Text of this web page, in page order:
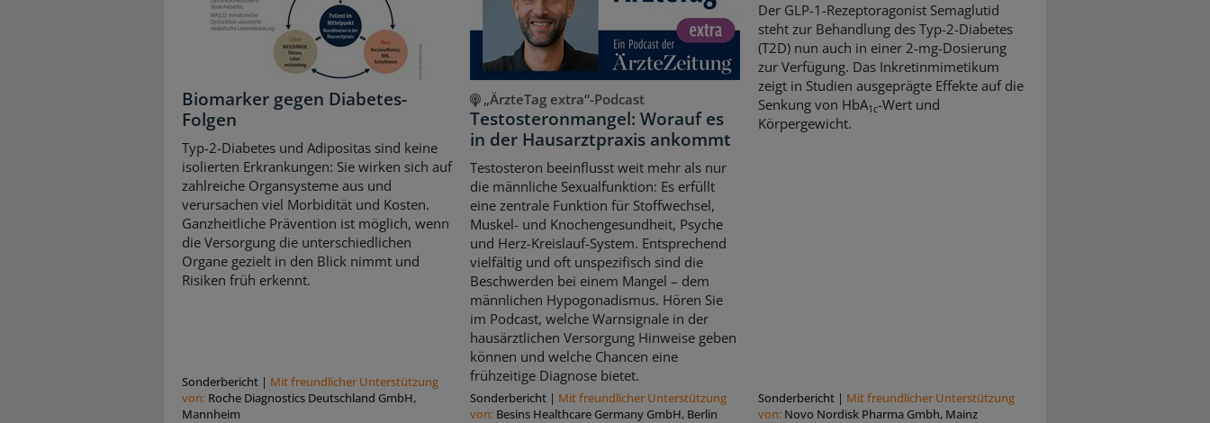
Biomarker gegen Diabetes-
Folgen
Typ-2-Diabetes und Adipositas sind keine
isolierten Erkrankungen: Sie wirken sich auf
zahlreiche Organsysteme aus und
verursachen viel Morbidität und Kosten.
Ganzheitliche Prävention ist möglich, wenn
die Versorgung die unterschiedlichen
Organe gezielt in den Blick nimmt und
Risiken früh erkennt.
Sonderbericht | Mit freundlicher Unterstützung
von: Roche Diagnostics Deutschland GmbH,
Mannheim
„ÄrzteTag extra“-Podcast
Testosteronmangel: Worauf es
in der Hausarztpraxis ankommt
Testosteron beeinflusst weit mehr als nur
die männliche Sexualfunktion: Es erfüllt
eine zentrale Funktion für Stoffwechsel,
Muskel- und Knochengesundheit, Psyche
und Herz-Kreislauf-System. Entsprechend
vielfältig und oft unspezifisch sind die
Beschwerden bei einem Mangel – dem
männlichen Hypogonadismus. Hören Sie
im Podcast, welche Warnsignale in der
hausärztlichen Versorgung Hinweise geben
können und welche Chancen eine
frühzeitige Diagnose bietet.
Sonderbericht| Mit freundlicher Unterstützung
von: Besins Healthcare Germany GmbH, Berlin
Der GLP-1-Rezeptoragonist Semaglutid
steht zur Behandlung des Typ-2-Diabetes
(T2D) nun auch in einer 2-mg-Dosierung
zur Verfügung. Das Inkretinmimetikum
zeigt in Studien ausgeprägte Effekte auf die
Senkung von HbA1c-Wert und
Körpergewicht.
Sonderbericht| Mit freundlicher Unterstützung
von: Novo Nordisk Pharma Gmbh, Mainz